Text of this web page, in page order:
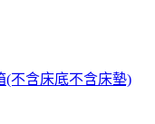
(不含床底不含床墊)